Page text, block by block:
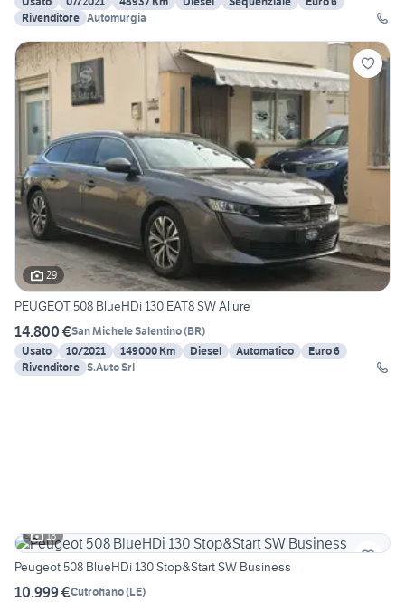
Rivenditore Automurgia
29
PEUGEOT 508 BlueHDi 130 EAT8 SW Allure
14.800 €San Michele Salentino(BR)
Usato
10/2021 149000 Km Diesel Automatico
Euro 6
Rivenditore S.Auto Srl
18
Peugeot 508 BlueHDi 130 Stop&Start SW Business
10.999 €Cutrofiano(LE)